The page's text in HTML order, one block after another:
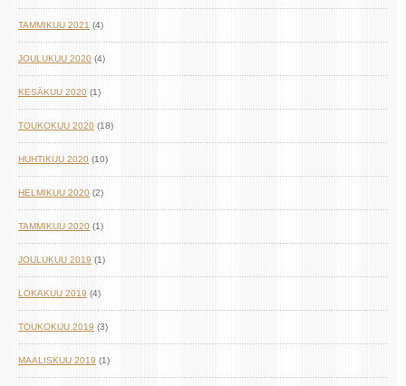
TAMMIKUU 2021 (4)
JOULUKUU 2020 (4)
KESÄKUU 2020 (1)
TOUKOKUU 2020 (18)
HUHTIKUU 2020 (10)
HELMIKUU 2020 (2)
TAMMIKUU 2020 (1)
JOULUKUU 2019 (1)
LOKAKUU 2019 (4)
TOUKOKUU 2019 (3)
MAALISKUU 2019 (1)